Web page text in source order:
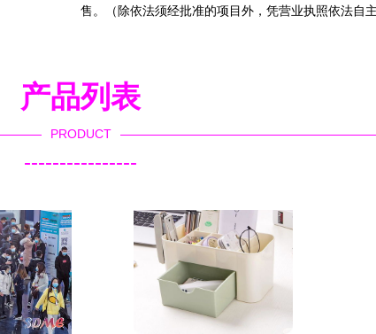
售。（除依法须经批准的项目外，凭营业执照依法自
产品列表
PRODUCT
----------------